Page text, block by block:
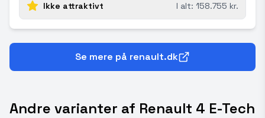
Ikke attraktivt
I alt: 158.755 kr.
Se mere på renault.dk
Andre varianter af Renault 4 E-Tech